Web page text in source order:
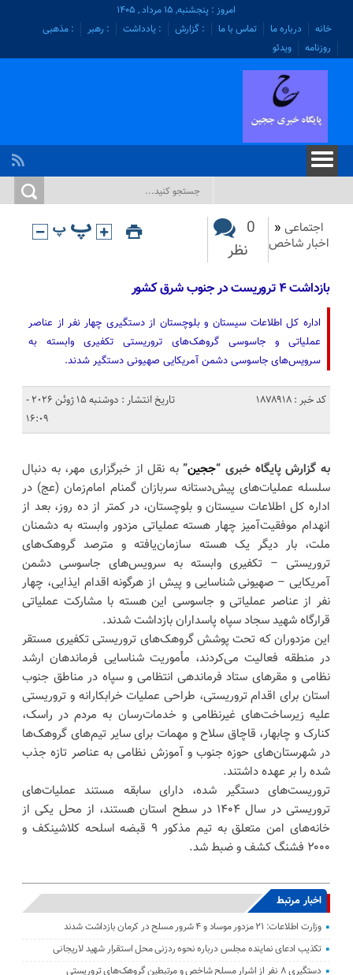
امروز : پنجشنبه, ۱۵ مرداد , ۱۴۰۵
خانه
درباره ما تماس با ما : گزارش : یادداشت : رهبر
: مذهبی
روزنامه
ویدئو
اجتماعی «
اخبار شاخص
0
نظر
بازداشت ۴ تروریست در جنوب شرق کشور
اداره کل اطلاعات سیستان و بلوچستان از دستگیری چهار نفر از عناصر
عملیاتی و جاسوسی گروهک‌های تروریستی تکفیری وابسته به
سرویس‌های جاسوسی دشمن آمریکایی صهیونی دستگیر شدند.
کد خبر : 1878918
تاریخ انتشار : دوشنبه 15 ژوئن 2026 -
16:09
به گزارش پایگاه خبری “ججین”به نقل از خبرگزاری مهر، به دنبال
سلسله عملیات‌های پیش‌دستانه سربازان گمنام امام‌زمان (عج) در
اداره کل اطلاعات سیستان و بلوچستان، در کمتر از ده روز، بعد از
انهدام موفقیت‌آمیز چهار هسته عملیاتی مزدور وابسته به دشمنان
ملت، بار دیگر یک هسته سازمان‌یافته و مترصد گروهک‌های
تروریستی – تکفیری وابسته به سرویس‌های جاسوسی دشمن
آمریکایی – صهیونی شناسایی و پیش از هرگونه اقدام ایذایی، چهار
نفر از عناصر عملیاتی و جاسوسی این هسته با مشارکت عملیاتی
قرارگاه شهید سجاد سپاه پاسداران بازداشت شدند.
این مزدوران که تحت پوشش گروهک‌های تروریستی تکفیری مستقر
در منطقه فعالیت می‌کردند، مأموریت شناسایی فرماندهان ارشد
نظامی و مقرهای ستاد فرماندهی انتظامی و سپاه در مناطق جنوب
استان برای اقدام تروریستی، طراحی عملیات خرابکارانه و تروریستی
علیه زیرساخت‌های غیرنظامی و خدمات‌رسان به مردم در راسک،
کنارک و چابهار، قاچاق سلاح و مهمات برای سایر تیم‌های گروهک‌ها
در شهرستان‌های حوزه جنوب و آموزش نظامی به عناصر تازه جذب
شده را بر عهده داشتند.
تروریست‌های دستگیر شده، دارای سابقه مستند عملیات‌های
تروریستی در سال ۱۴۰۴ در سطح استان هستند، از محل یکی از
خانه‌های امن متعلق به تیم مذکور ۹ قبضه اسلحه کلاشینکف و
۲۰۰۰ فشنگ کشف و ضبط شد.
اخبار مرتبط
وزارت اطلاعات: ۲۱ مزدور موساد و ۴ شرور مسلح در کرمان بازداشت شدند
تکذیب ادعای نماینده مجلس درباره نحوه ردزنی محل استقرار شهید لاریجانی
دستگیری ۸ نفر از اشرار مسلح شاخص و مرتبطین گروهک‌های تروریستی